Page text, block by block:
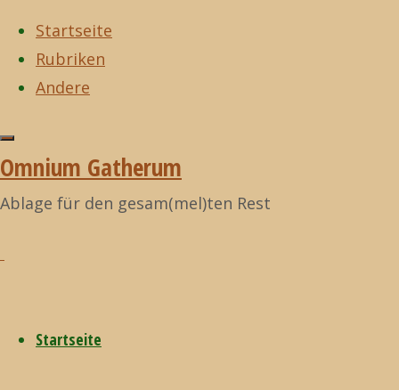
Zum
springen
Startseite
Rubriken
Andere
Omnium Gatherum
Ablage für den gesam(mel)ten Rest
Startseite
Polyamorie
Polyamorie